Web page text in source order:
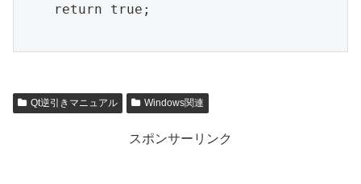
    return true;
Qt逆引きマニュアル Windows関連
スポンサーリンク